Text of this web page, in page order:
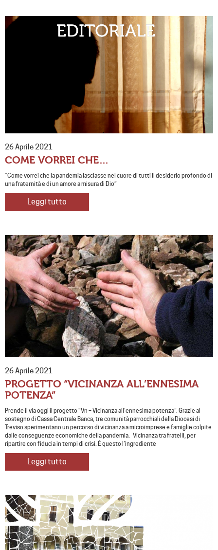
26 Aprile 2021
COME VORREI CHE…
“Come vorrei che la pandemia lasciasse nel cuore di tutti il desiderio profondo di
una fraternità e di un amore a misura di Dio”
Leggi tutto
26 Aprile 2021
PROGETTO “VICINANZA ALL’ENNESIMA
POTENZA”
Prende il via oggi il progetto “Vn – Vicinanza all’ennesima potenza”. Grazie al
sostegno di Cassa Centrale Banca, tre comunità parrocchiali della Diocesi di
Treviso sperimentano un percorso di vicinanza a microimprese e famiglie colpite
dalle conseguenze economiche della pandemia. Vicinanza tra fratelli, per
ripartire con fiducia in tempi di crisi. È questo l’ingrediente
Leggi tutto